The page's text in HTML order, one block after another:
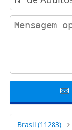
contact_message
Brasil (11283)